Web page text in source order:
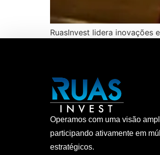
RuasInvest lidera inovações
Operamos com uma visão
participando ativamente em
estratégicos.